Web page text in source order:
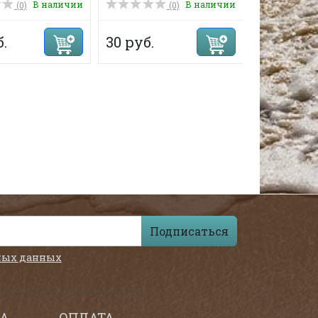
(0) В наличии (0) В наличии
30 руб. 240 руб.
Подписаться
данных